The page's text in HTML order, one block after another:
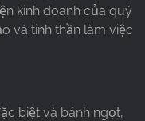
kinh doanh của quý
và tinh thần làm việc
biệt và bánh ngọt,